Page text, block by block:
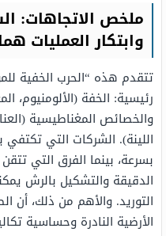
ملخص الاتجاهات:
وابتكار العمليات
تتقدم هذه “الحرب الخفية
رئيسية: الخفة (الألومنيوم،
والخصائص المغناطيسية
اللينة). الشركات التي
بسرعة، بينما الفرق التي
الدقيقة والتشكيل بالرش
التوريد. والأهم من ذلك، أن
الأرضية النادرة وحساسية